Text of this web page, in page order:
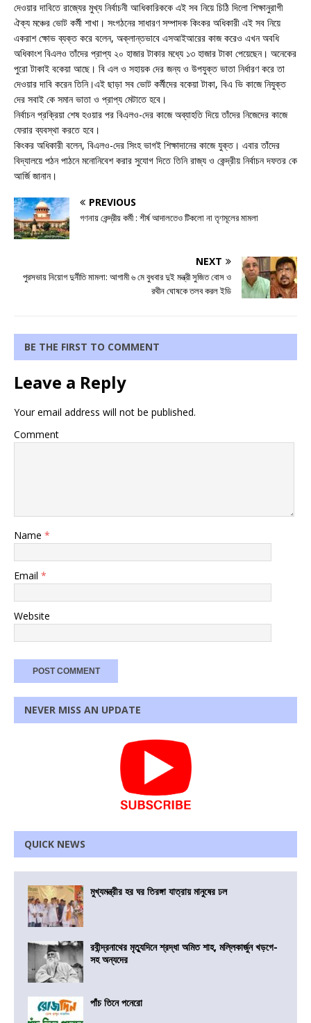
দেওয়ার দাবিতে রাজ্যের মুখ্য নির্বাচনী আধিকারিককে এই সব নিয়ে চিঠি দিলো শিক্ষানুরাগী
ঐক্য মঞ্চের ভোট কর্মী শাখা। সংগঠনের সাধারণ সম্পাদক কিংকর অধিকারী এই সব নিয়ে
একরাশ ক্ষোভ ব্যক্ত করে বলেন, অক্লান্তভাবে এসআইআরের কাজ করেও এখন অবধি
অধিকাংশ বিএলও তাঁদের প্রাপ্য ২০ হাজার টাকার মধ্যে ১৩ হাজার টাকা পেয়েছেন। অনেকের
পুরো টাকাই বকেয়া আছে। বি এল ও সহায়ক দের জন্য ও উপযুক্ত ভাতা নির্ধারণ করে তা
দেওয়ার দাবি করেন তিনি।এই ছাড়া সব ভোট কর্মীদের বকেয়া টাকা, বিএ ভি কাজে নিযুক্ত
দের সবাই কে সমান ভাতা ও প্রাপ্য মেটাতে হবে।
নির্বাচন প্রক্রিয়া শেষ হওয়ার পর বিএলও-দের কাজে অব্যাহতি দিয়ে তাঁদের নিজেদের কাজে
ফেরার ব্যবস্থা করতে হবে।
কিংকর অধিকারী বলেন, বিএলও-দের সিংহ ভাগই শিক্ষাদানের কাজে যুক্ত। এবার তাঁদের
বিদ্যালয়ে পঠন পাঠনে মনোনিবেশ করার সুযোগ দিতে তিনি রাজ্য ও কেন্দ্রীয় নির্বাচন দফতর কে
আর্জি জানান।
PREVIOUS
গণনায় কেন্দ্রীয় কর্মী : শীর্ষ আদালতেও টিকলো না তৃণমূলের মামলা
NEXT
পুরসভায় নিয়োগ দুর্নীতি মামলা: আগামী ৬ মে বুধবার দুই মন্ত্রী সুজিত বোস ও
রথীন ঘোষকে তলব করল ইডি
BE THE FIRST TO COMMENT
Leave a Reply
Your email address will not be published.
Comment
Name *
Email *
Website
NEVER MISS AN UPDATE
QUICK NEWS
মুখ্যমন্ত্রীর হর ঘর তিরঙ্গা যাত্রায় মানুষের ঢল
রবীন্দ্রনাথের মৃত্যুদিনে শ্রদ্ধা অমিত শাহ, মল্লিকার্জুন খড়গে-
সহ অন্যদের
পাঁচ তিনে পনেরো